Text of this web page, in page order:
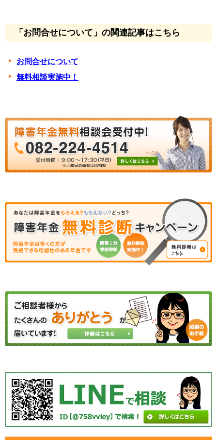
「お問合せについて」の関連記事はこちら
お問合せについて
無料相談実施中！